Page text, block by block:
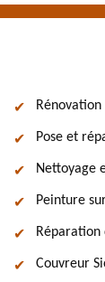
Pose et
Nettoyage
Peinture
Réparation
Couvreur